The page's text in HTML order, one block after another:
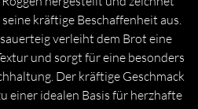
kräftige Beschaffenheit aus.
verleiht dem Brot eine
und sorgt für eine besonders
Der kräftige Geschmack
einer idealen Basis für herzhafte